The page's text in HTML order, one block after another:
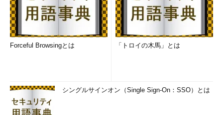
データベースのウォーミングアップによる高速
化（pg_prewarm）
Forceful Browsingとは 「トロイの木馬」とは
シングルサインオン（Single Sign-On：SSO）とは